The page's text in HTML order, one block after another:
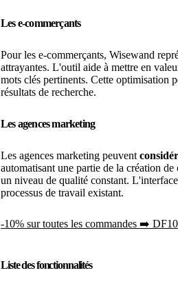
Les e-commerçants
Pour les e-commerçants, Wisewand
attrayantes. L'outil aide à mettre en
mots clés pertinents. Cette optimisation
résultats de recherche.
Les agences marketing
Les agences marketing peuvent
automatisant une partie de la création
un niveau de qualité constant.
processus de travail existant.
-10% sur toutes les commandes ➡️ DF10
Liste des fonctionnalités